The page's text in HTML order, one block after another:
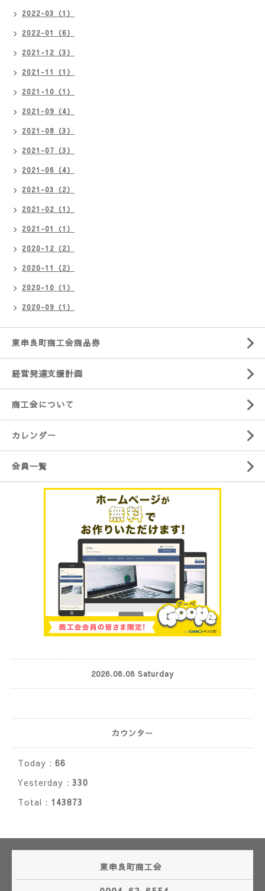
2022-03（1）
2022-01（6）
2021-12（3）
2021-11（1）
2021-10（1）
2021-09（4）
2021-08（3）
2021-07（3）
2021-06（4）
2021-03（2）
2021-02（1）
2021-01（1）
2020-12（2）
2020-11（2）
2020-10（1）
2020-09（1）
東串良町商工会商品券
経営発達支援計画
商工会について
カレンダー
会員一覧
2026.08.08 Saturday
カウンター
Today : 66
Yesterday : 330
Total : 143873
東串良町商工会